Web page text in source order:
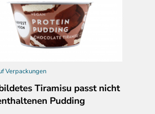
Verpackungen
Tiramisu passt nicht
Pudding